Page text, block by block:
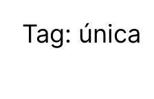
Tag: única